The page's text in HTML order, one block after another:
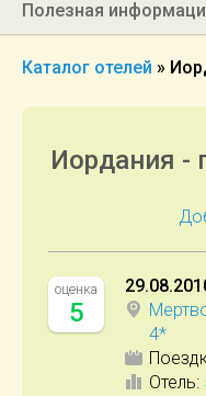
Полезная
Каталог отелей »
Иордания -
оценка
5
4*
Отель: